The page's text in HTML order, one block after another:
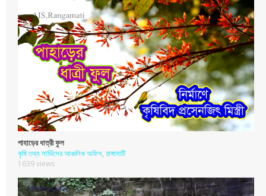
পাহাড়ের ধাত্রী ফুল
কৃষি তথ্য সার্ভিসের আঞ্চলিক অফিস, রাঙ্গামাটি
1639 views